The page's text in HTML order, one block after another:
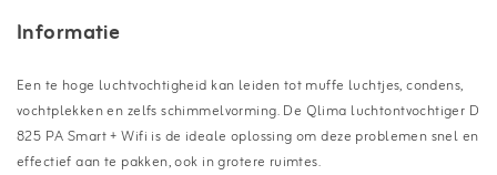
Informatie
Een te hoge luchtvochtigheid kan leiden tot muffe luchtjes, condens,
vochtplekken en zelfs schimmelvorming. De Qlima luchtontvochtiger D
825 PA Smart + Wifi is de ideale oplossing om deze problemen snel en
effectief aan te pakken, ook in grotere ruimtes.